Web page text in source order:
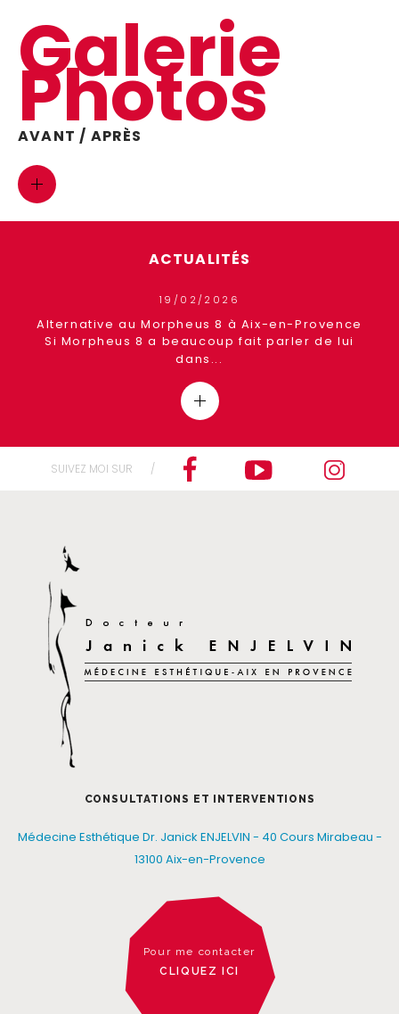
Galerie
Photos
AVANT / APRÈS
ACTUALITÉS
19/02/2026
Alternative au Morpheus 8 à Aix-en-Provence
Si Morpheus 8 a beaucoup fait parler de lui
dans...
SUIVEZ MOI SUR
CONSULTATIONS ET INTERVENTIONS
Médecine Esthétique Dr. Janick ENJELVIN - 40 Cours Mirabeau -
13100 Aix-en-Provence
Pour me contacter
CLIQUEZ ICI